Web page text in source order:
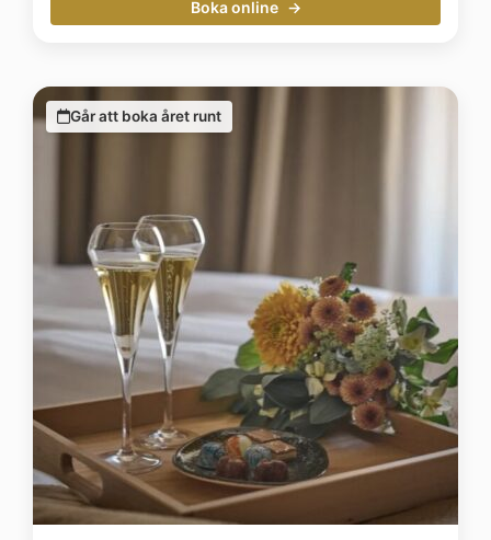
Boka online
Går att boka året runt